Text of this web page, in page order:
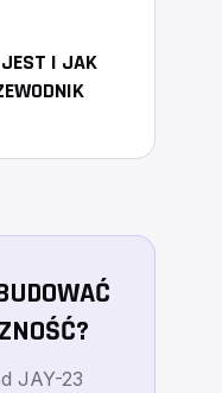
JEST I JAK
JAY-23